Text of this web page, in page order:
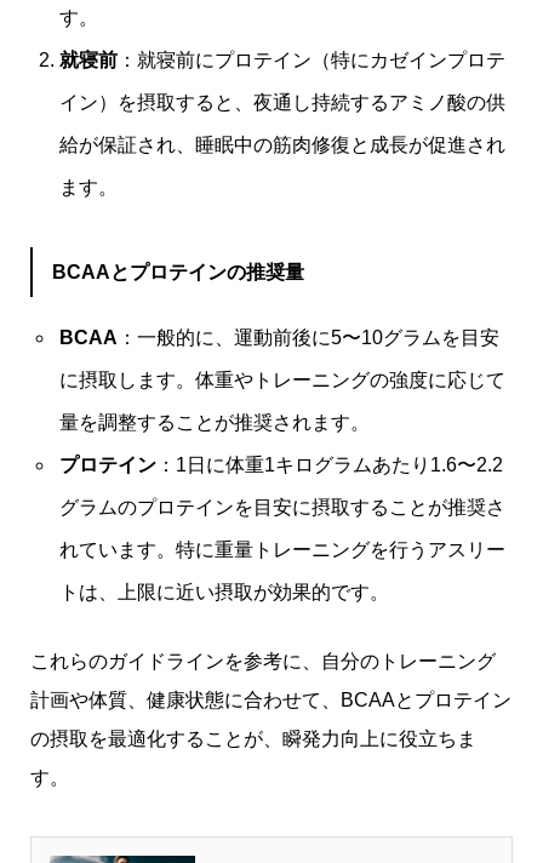
す。
就寝前 ：就寝前にプロテイン（特にカゼインプロテ
イン）を摂取すると、夜通し持続するアミノ酸の供
給が保証され、睡眠中の筋肉修復と成長が促進され
ます。
BCAAとプロテインの推奨量
BCAA ：一般的に、運動前後に5〜10グラムを目安
に摂取します。体重やトレーニングの強度に応じて
量を調整することが推奨されます。
プロテイン：1日に体重1キログラムあたり1.6〜2.2
グラムのプロテインを目安に摂取することが推奨さ
れています。特に重量トレーニングを行うアスリー
トは、上限に近い摂取が効果的です。
これらのガイドラインを参考に、自分のトレーニング
計画や体質、健康状態に合わせて、BCAAとプロテイン
の摂取を最適化することが、瞬発力向上に役立ちま
す。